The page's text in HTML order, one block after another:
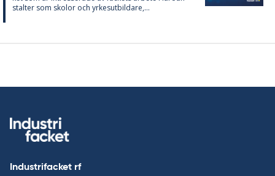
stal­ter som sko­lor och yr­kes­ut­bil­da­re,...
Industrifacket rf